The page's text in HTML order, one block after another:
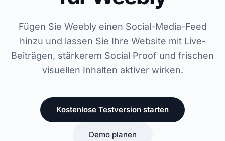
Fügen Sie Weebly einen Social-Media-Feed
hinzu und lassen Sie Ihre Website mit Live-
Beiträgen, stärkerem Social Proof und frischen
visuellen Inhalten aktiver wirken.
Kostenlose Testversion starten
Demo planen